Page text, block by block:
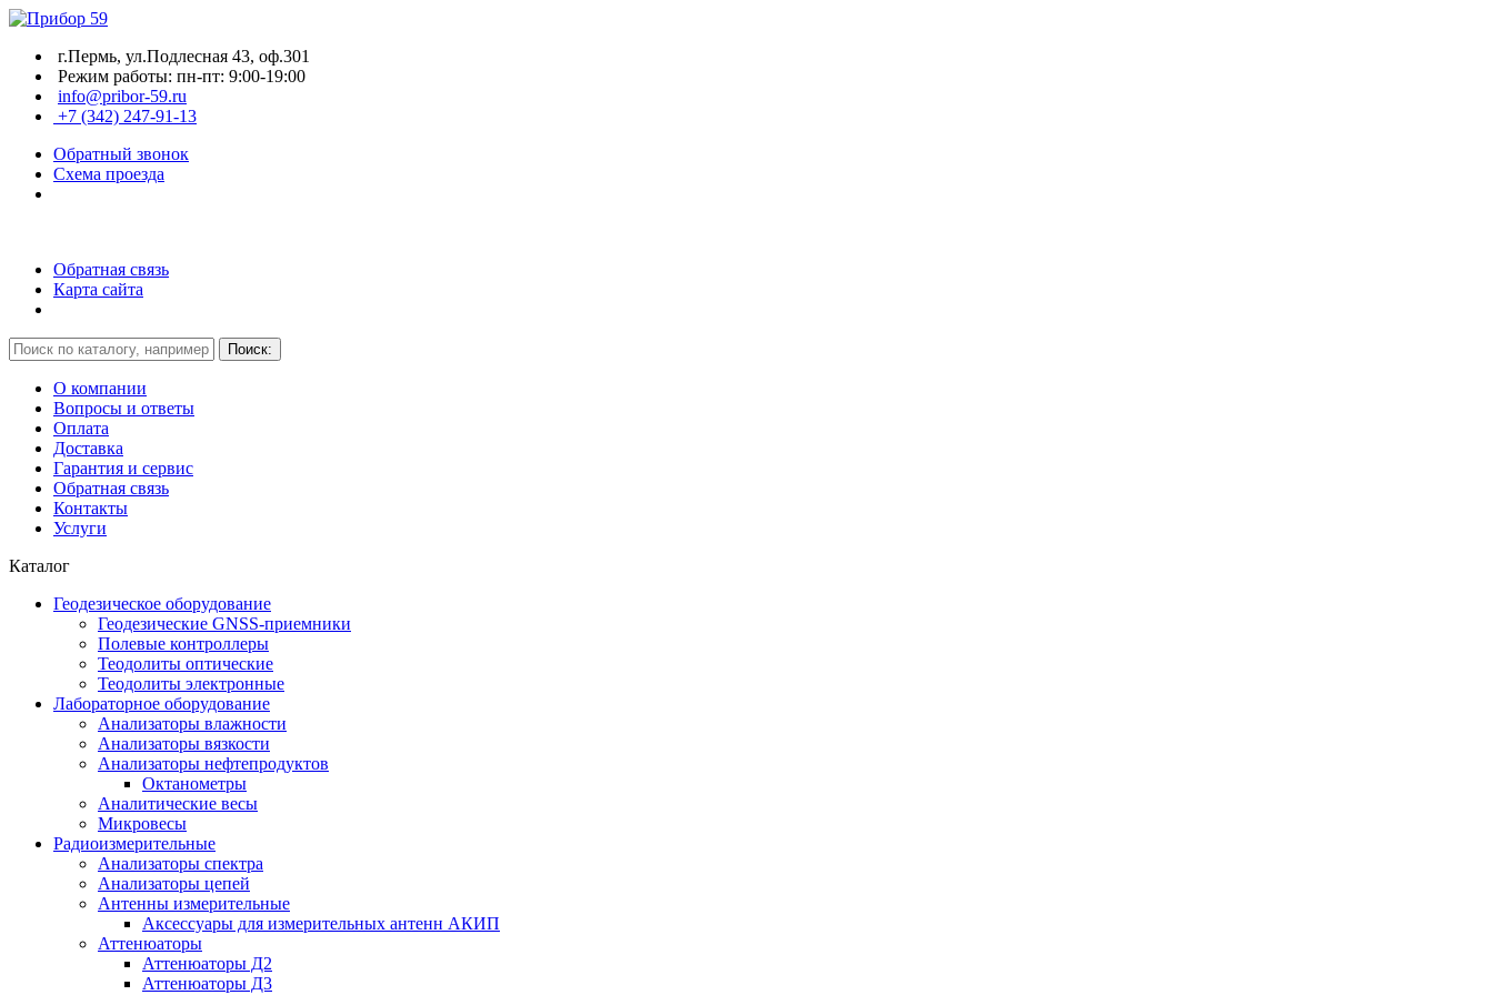
г.Пермь, ул.Подлесная 43, оф.301
Режим работы: пн-пт: 9:00-19:00
info@pribor-59.ru
+7 (342) 247-91-13
Обратный звонок
Схема проезда
Обратная связь
Карта сайта
О компании
Вопросы и ответы
Оплата
Доставка
Гарантия и сервис
Обратная связь
Контакты
Услуги
Каталог
Геодезическое оборудование
Геодезические GNSS-приемники
Полевые контроллеры
Теодолиты оптические
Теодолиты электронные
Лабораторное оборудование
Анализаторы влажности
Анализаторы вязкости
Анализаторы нефтепродуктов
Октанометры
Аналитические весы
Микровесы
Радиоизмерительные
Анализаторы спектра
Анализаторы цепей
Антенны измерительные
Аксессуары для измерительных антенн АКИП
Аттенюаторы
Аттенюаторы Д2
Аттенюаторы Д3